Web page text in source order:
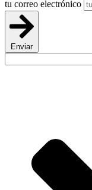
tu correo electrónico
Enviar